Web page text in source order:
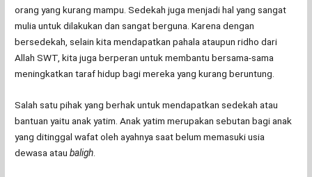
orang yang kurang mampu. Sedekah juga menjadi hal yang sangat
mulia untuk dilakukan dan sangat berguna. Karena dengan
bersedekah, selain kita mendapatkan pahala ataupun ridho dari
Allah SWT, kita juga berperan untuk membantu bersama-sama
meningkatkan taraf hidup bagi mereka yang kurang beruntung.
Salah satu pihak yang berhak untuk mendapatkan sedekah atau
bantuan yaitu anak yatim. Anak yatim merupakan sebutan bagi anak
yang ditinggal wafat oleh ayahnya saat belum memasuki usia
dewasa ataubaligh